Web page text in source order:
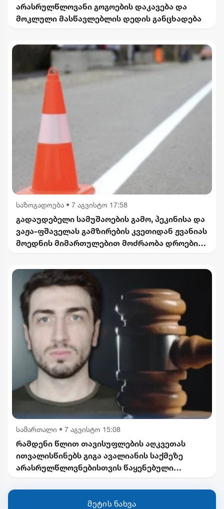
არასრულწლოვანი გოგოების დაკავება და
მოკლული მასწავლებლის დედის განცხადება
საზოგადოება • 7 აგვისტო 17:58
გადაუდებელი სამუშაოების გამო, პეკინისა და
ვაჟა-ფშაველას გამზირების კვეთიდან ჟვანიას
მოედნის მიმართულებით მოძრაობა დროებით
სამართალი • 7 აგვისტო 15:08
რამდენი წლით თავისუფლების აღკვეთას
ითვალისწინებს გიგა ავალიანის საქმეზე
არასრულწლოვნებისთვის წაყენებული
მეტის ნახვა